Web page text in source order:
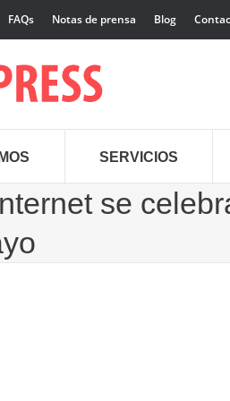
FAQs Notas de prensa Blog
SERVICIOS
se